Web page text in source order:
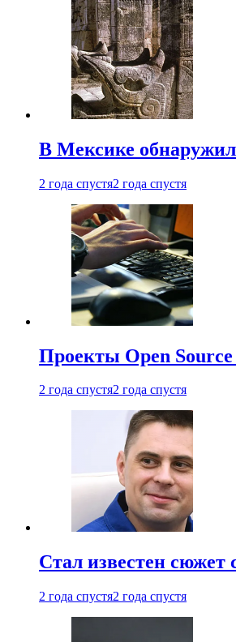
В Мексике
2 года спустя2 года спустя
Проекты Open Source
2 года спустя2 года спустя
Стал известен сюжет
2 года спустя2 года спустя